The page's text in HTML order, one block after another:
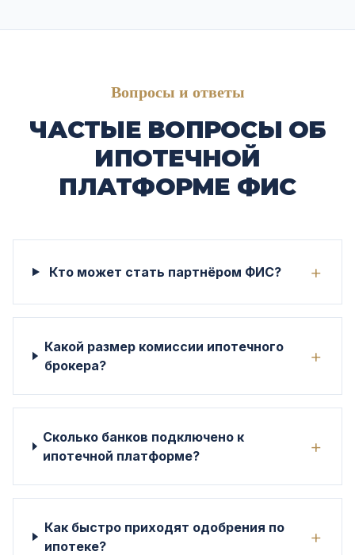
Вопросы и ответы
ЧАСТЫЕ ВОПРОСЫ ОБ
ИПОТЕЧНОЙ
ПЛАТФОРМЕ ФИС
Кто может стать партнёром ФИС? +
Какой размер комиссии ипотечного
брокера?
+
Сколько банков подключено к
ипотечной платформе?
+
Как быстро приходят одобрения по
ипотеке?
+